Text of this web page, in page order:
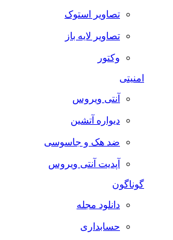
تصاویر استوک
تصاویر لایه باز
وکتور
امنیتی
آنتی ویروس
دیواره آتشین
ضد هک و جاسوسی
آپدیت آنتی ویروس
گوناگون
دانلود مجله
حسابداری